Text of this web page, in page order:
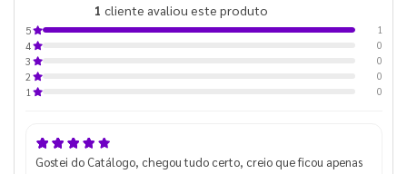
1 cliente avaliou este produto
5
1
4
0
3
0
2
0
1
0
Gostei do Catálogo, chegou tudo certo, creio que ficou apenas